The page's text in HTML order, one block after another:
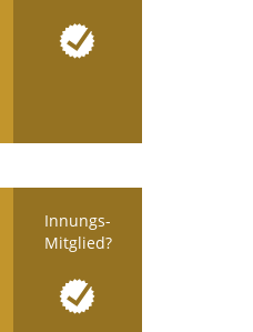
Innungs-
Mitglied?